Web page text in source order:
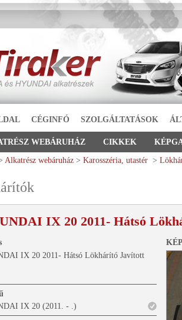
CÉGINFÓ SZOLGÁLTATÁSOK
WEBÁRUHÁZ CIKKEK
Alkatrész webáruház> Karosszéria, utastér >
IX 20 2011- Hátsó
IX 20 2011- Hátsó Lökhárító Javított
IX 20 (2011. - .)